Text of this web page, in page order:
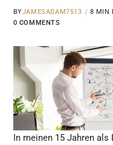
BYJAMESADAM7513 8 MIN
0 COMMENTS
In meinen 15 Jahren als